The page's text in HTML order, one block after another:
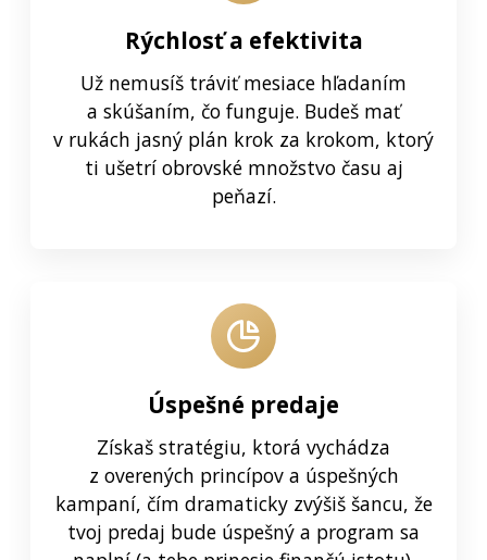
Rýchlosť a efektivita
Už nemusíš tráviť mesiace hľadaním
a skúšaním, čo funguje. Budeš mať
v rukách jasný plán krok za krokom, ktorý
ti ušetrí obrovské množstvo času aj
peňazí.
Úspešné predaje
Získaš stratégiu, ktorá vychádza
z overených princípov a úspešných
kampaní, čím dramaticky zvýšiš šancu, že
tvoj predaj bude úspešný a program sa